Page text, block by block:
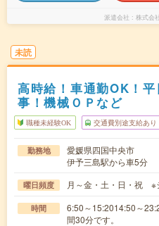
派遣会社 株式会
未読
高時給！車通勤OK！
事！機械ＯＰなど
職種未経験OK 交通費別途支給あり
勤務地
愛媛県四国中央市
伊予三島駅から車5分
曜日頻度 月～金・土・日・祝 ※
時間
6:50～15:2014:50～
間30分です。